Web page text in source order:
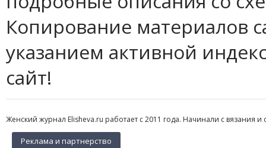
Копирование материалов
указанием активной
сайт!
Женский журнал Elisheva.ru работает с 2011 года. Начинали с вязания
Реклама и партнерство